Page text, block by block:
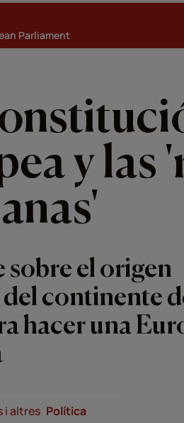
Parliament
y las
sobre el origen
continente
hacer una
i altres Política